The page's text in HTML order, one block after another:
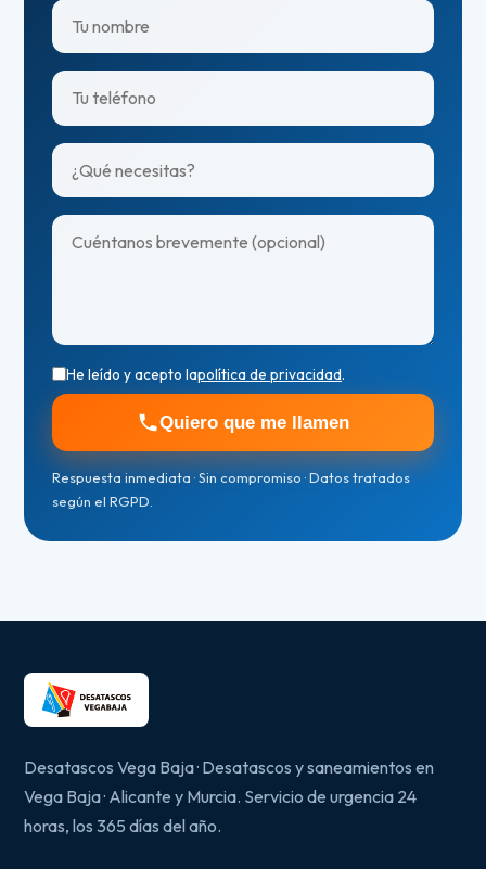
He leído y acepto lapolítica de privacidad.
Quiero que me llamen
Respuesta inmediata · Sin compromiso · Datos tratados
según el RGPD.
Desatascos Vega Baja · Desatascos y saneamientos en
Vega Baja · Alicante y Murcia. Servicio de urgencia 24
horas, los 365 días del año.